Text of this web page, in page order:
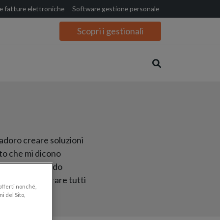
fatture elettroniche Software gestione personale
Scopri i gestionali
creare soluzioni
che mi dicono
Quando
poi amo curare tutti
nonché,
del Sito,